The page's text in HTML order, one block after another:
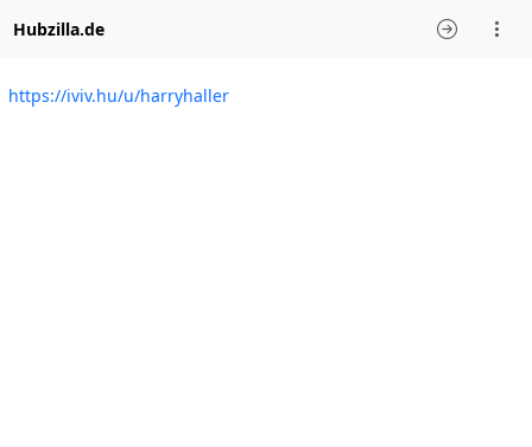
Hubzilla.de
https://iviv.hu/u/harryhaller